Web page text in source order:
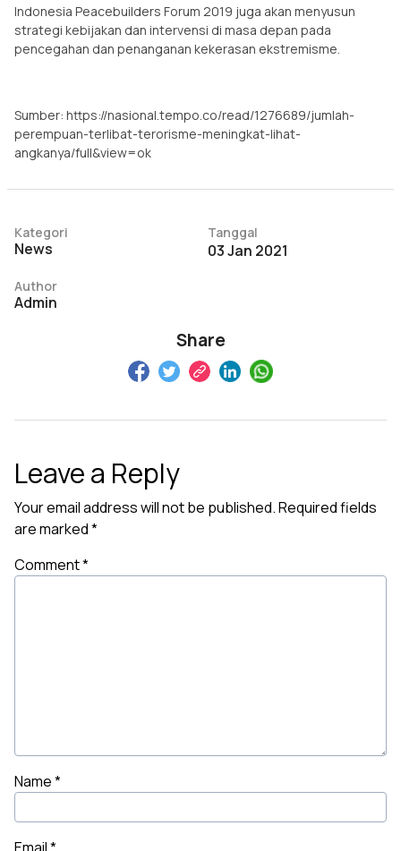
Indonesia Peacebuilders Forum 2019 juga akan menyusun
strategi kebijakan dan intervensi di masa depan pada
pencegahan dan penanganan kekerasan ekstremisme.
Sumber: https://nasional.tempo.co/read/1276689/jumlah-
perempuan-terlibat-terorisme-meningkat-lihat-
angkanya/full&view=ok
Kategori
News
Tanggal
03 Jan 2021
Author
Admin
Share
Leave a Reply
Your email address will not be published.Required fields
are marked*
Comment*
Name*